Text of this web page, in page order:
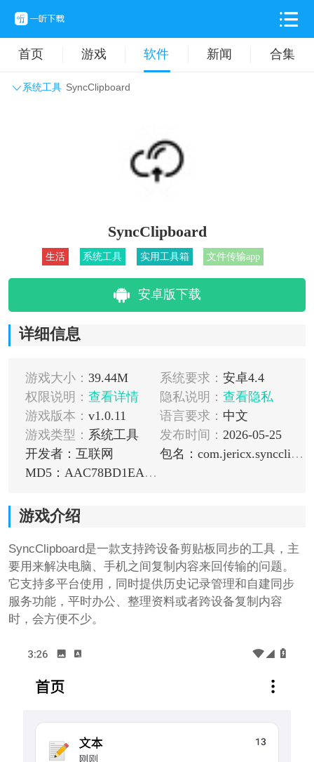
首页 游戏 软件 新闻 合集
系统工具 SyncClipboard
时尚购物
SyncClipboard
生活 系统工具 实用工具箱 文件传输app
安卓版下载
详细信息
游戏大小： 39.44M 系统要求： 安卓4.4
权限说明： 查看详情 隐私说明： 查看隐私
游戏版本： v1.0.11 语言要求： 中文
游戏类型： 系统工具 发布时间： 2026-05-25
开发者：互联网
包名：com.jericx.syncclipboardmobile
MD5：AAC78BD1EA5C70F712F8F6D804559FE1
游戏介绍
SyncClipboard是一款支持跨设备剪贴板同步的工具，主
要用来解决电脑、手机之间复制内容来回传输的问题。
它支持多平台使用，同时提供历史记录管理和自建同步
服务功能，平时办公、整理资料或者跨设备复制内容
时，会方便不少。